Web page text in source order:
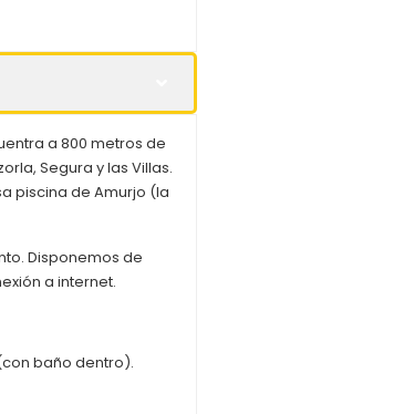
a 800 metros de
Segura y las Villas.
piscina de Amurjo (la
Disponemos de
a internet.
baño dentro).